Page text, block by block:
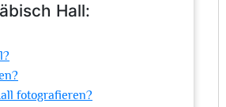
Hall:
fotografieren?